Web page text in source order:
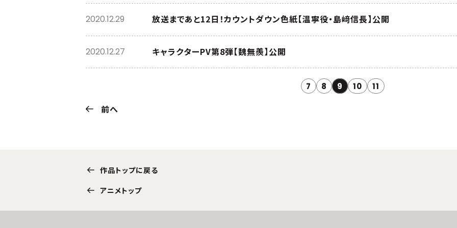
放送まであと12日！カウントダウン色紙【温寧役・島﨑信長】公開
2020.12.29
キャラクターPV第8弾【魏無羨】公開
2020.12.27
7 8 9 10 11
前へ
作品トップに戻る
アニメトップ